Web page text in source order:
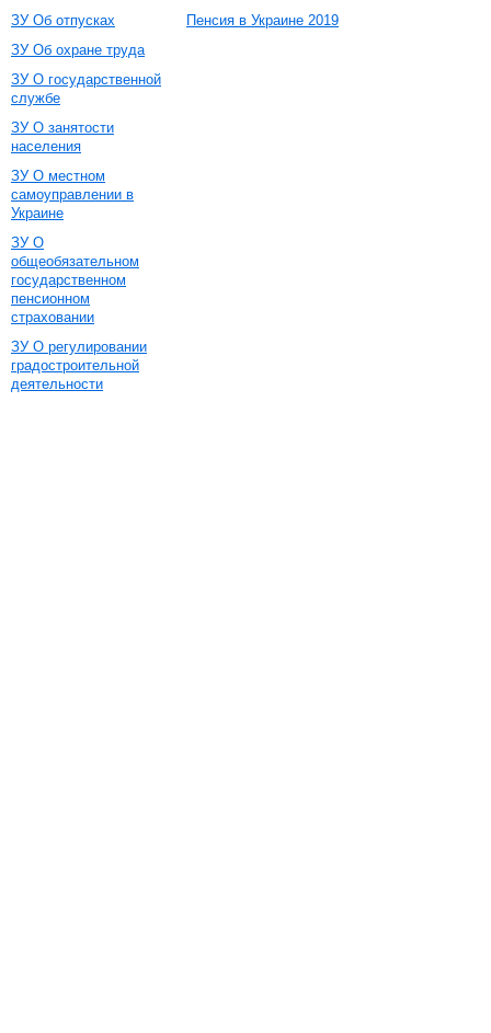
ЗУ Об отпусках
ЗУ Об охране труда
ЗУ О государственной
службе
ЗУ О занятости
населения
ЗУ О местном
самоуправлении в
Украине
ЗУ О
общеобязательном
государственном
пенсионном
страховании
ЗУ О регулировании
градостроительной
деятельности
Пенсия в Украине 2019